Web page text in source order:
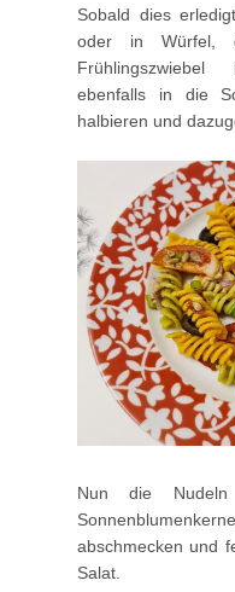
Sobald dies
oder in Würfel,
ebenfalls in die
halbieren und
Nun die
abschmecken und
Salat.